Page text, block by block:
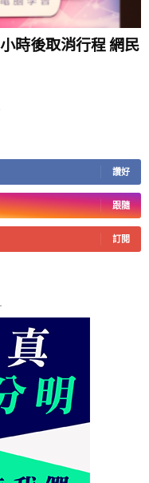
時後取消行程 網民
讚好
跟隨
訂閱